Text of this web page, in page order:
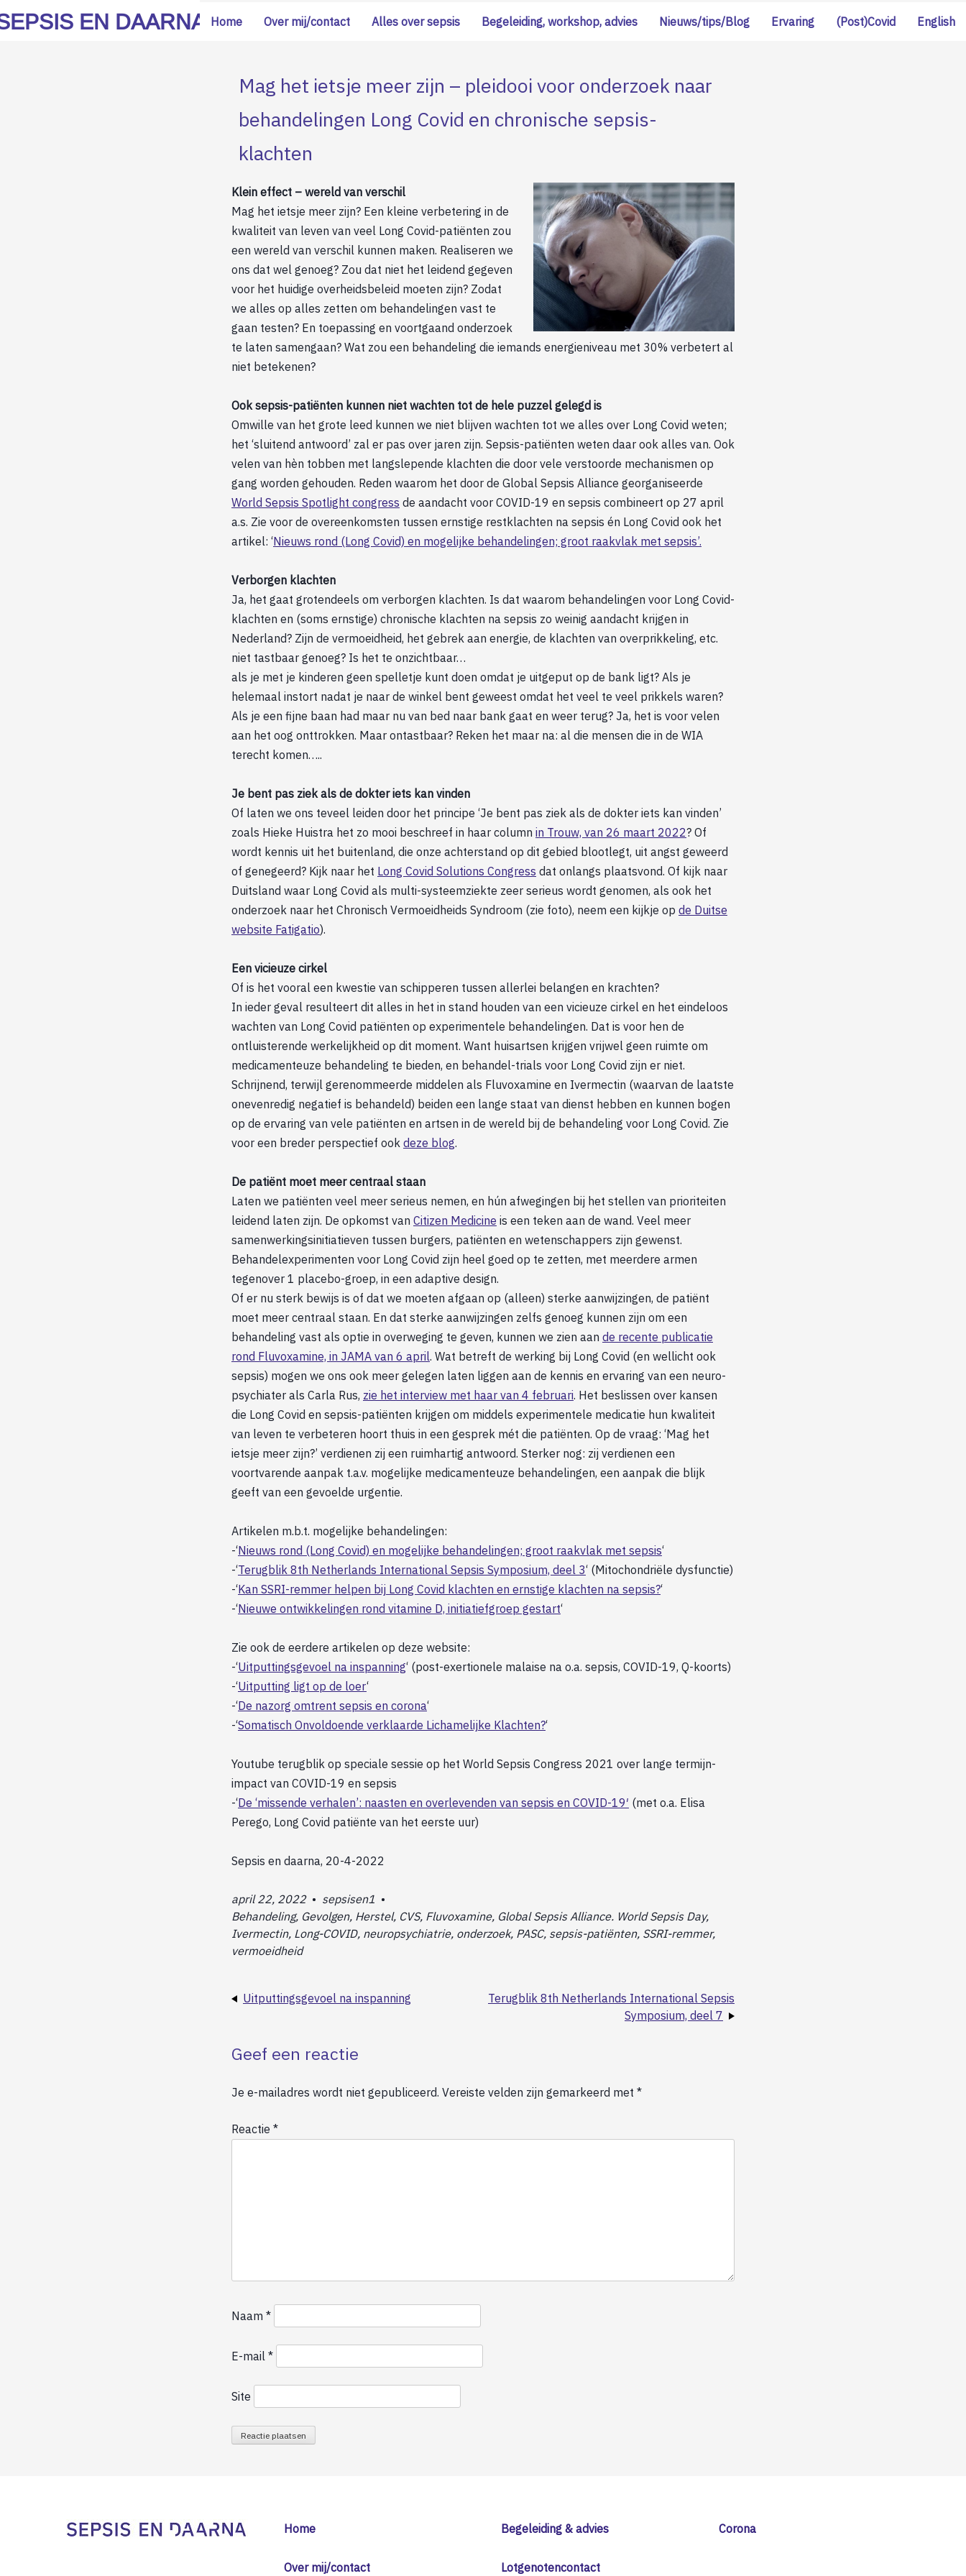
Mag het ietsje meer zijn – pleidooi voor onderzoek naar
behandelingen Long Covid en chronische sepsis-
klachten
Klein effect – wereld van verschil
Mag het ietsje meer zijn? Een kleine verbetering in de
kwaliteit van leven van veel Long Covid-patiënten zou
een wereld van verschil kunnen maken. Realiseren we
ons dat wel genoeg? Zou dat niet het leidend gegeven
voor het huidige overheidsbeleid moeten zijn? Zodat
we alles op alles zetten om behandelingen vast te
gaan testen? En toepassing en voortgaand onderzoek
te laten samengaan? Wat zou een behandeling die iemands energieniveau met 30% verbetert al
niet betekenen?
Ook sepsis-patiënten kunnen niet wachten tot de hele puzzel gelegd is
Omwille van het grote leed kunnen we niet blijven wachten tot we alles over Long Covid weten;
het ‘sluitend antwoord’ zal er pas over jaren zijn. Sepsis-patiënten weten daar ook alles van. Ook
velen van hèn tobben met langslepende klachten die door vele verstoorde mechanismen op
gang worden gehouden. Reden waarom het door de Global Sepsis Alliance georganiseerde
World Sepsis Spotlight congress de aandacht voor COVID-19 en sepsis combineert op 27 april
a.s. Zie voor de overeenkomsten tussen ernstige restklachten na sepsis én Long Covid ook het
artikel: ‘Nieuws rond (Long Covid) en mogelijke behandelingen; groot raakvlak met sepsis’.
Verborgen klachten
Ja, het gaat grotendeels om verborgen klachten. Is dat waarom behandelingen voor Long Covid-
klachten en (soms ernstige) chronische klachten na sepsis zo weinig aandacht krijgen in
Nederland? Zijn de vermoeidheid, het gebrek aan energie, de klachten van overprikkeling, etc.
niet tastbaar genoeg? Is het te onzichtbaar…
als je met je kinderen geen spelletje kunt doen omdat je uitgeput op de bank ligt? Als je
helemaal instort nadat je naar de winkel bent geweest omdat het veel te veel prikkels waren?
Als je een fijne baan had maar nu van bed naar bank gaat en weer terug? Ja, het is voor velen
aan het oog onttrokken. Maar ontastbaar? Reken het maar na: al die mensen die in de WIA
terecht komen…..
Je bent pas ziek als de dokter iets kan vinden
Of laten we ons teveel leiden door het principe ‘Je bent pas ziek als de dokter iets kan vinden’
zoals Hieke Huistra het zo mooi beschreef in haar column in Trouw, van 26 maart 2022? Of
wordt kennis uit het buitenland, die onze achterstand op dit gebied blootlegt, uit angst geweerd
of genegeerd? Kijk naar het Long Covid Solutions Congress dat onlangs plaatsvond. Of kijk naar
Duitsland waar Long Covid als multi-systeemziekte zeer serieus wordt genomen, als ook het
onderzoek naar het Chronisch Vermoeidheids Syndroom (zie foto), neem een kijkje op de Duitse
website Fatigatio).
Een vicieuze cirkel
Of is het vooral een kwestie van schipperen tussen allerlei belangen en krachten?
In ieder geval resulteert dit alles in het in stand houden van een vicieuze cirkel en het eindeloos
wachten van Long Covid patiënten op experimentele behandelingen. Dat is voor hen de
ontluisterende werkelijkheid op dit moment. Want huisartsen krijgen vrijwel geen ruimte om
medicamenteuze behandeling te bieden, en behandel-trials voor Long Covid zijn er niet.
Schrijnend, terwijl gerenommeerde middelen als Fluvoxamine en Ivermectin (waarvan de laatste
onevenredig negatief is behandeld) beiden een lange staat van dienst hebben en kunnen bogen
op de ervaring van vele patiënten en artsen in de wereld bij de behandeling voor Long Covid. Zie
voor een breder perspectief ook deze blog.
De patiënt moet meer centraal staan
Laten we patiënten veel meer serieus nemen, en hún afwegingen bij het stellen van prioriteiten
leidend laten zijn. De opkomst van Citizen Medicine is een teken aan de wand. Veel meer
samenwerkingsinitiatieven tussen burgers, patiënten en wetenschappers zijn gewenst.
Behandelexperimenten voor Long Covid zijn heel goed op te zetten, met meerdere armen
tegenover 1 placebo-groep, in een adaptive design.
Of er nu sterk bewijs is of dat we moeten afgaan op (alleen) sterke aanwijzingen, de patiënt
moet meer centraal staan. En dat sterke aanwijzingen zelfs genoeg kunnen zijn om een
behandeling vast als optie in overweging te geven, kunnen we zien aan de recente publicatie
rond Fluvoxamine, in JAMA van 6 april. Wat betreft de werking bij Long Covid (en wellicht ook
sepsis) mogen we ons ook meer gelegen laten liggen aan de kennis en ervaring van een neuro-
psychiater als Carla Rus, zie het interview met haar van 4 februari. Het beslissen over kansen
die Long Covid en sepsis-patiënten krijgen om middels experimentele medicatie hun kwaliteit
van leven te verbeteren hoort thuis in een gesprek mét die patiënten. Op de vraag: ‘Mag het
ietsje meer zijn?’ verdienen zij een ruimhartig antwoord. Sterker nog: zij verdienen een
voortvarende aanpak t.a.v. mogelijke medicamenteuze behandelingen, een aanpak die blijk
geeft van een gevoelde urgentie.
Artikelen m.b.t. mogelijke behandelingen:
-‘Nieuws rond (Long Covid) en mogelijke behandelingen; groot raakvlak met sepsis‘
-‘Terugblik 8th Netherlands International Sepsis Symposium, deel 3‘ (Mitochondriële dysfunctie)
-‘Kan SSRI-remmer helpen bij Long Covid klachten en ernstige klachten na sepsis?‘
-‘Nieuwe ontwikkelingen rond vitamine D, initiatiefgroep gestart‘
Zie ook de eerdere artikelen op deze website:
-‘Uitputtingsgevoel na inspanning‘ (post-exertionele malaise na o.a. sepsis, COVID-19, Q-koorts)
-‘Uitputting ligt op de loer‘
-‘De nazorg omtrent sepsis en corona‘
-‘Somatisch Onvoldoende verklaarde Lichamelijke Klachten?‘
Youtube terugblik op speciale sessie op het World Sepsis Congress 2021 over lange termijn-
impact van COVID-19 en sepsis
-‘De ‘missende verhalen’: naasten en overlevenden van sepsis en COVID-19′ (met o.a. Elisa
Perego, Long Covid patiënte van het eerste uur)
Sepsis en daarna, 20-4-2022
april 22, 2022 • sepsisen1 •
Behandeling, Gevolgen, Herstel, CVS, Fluvoxamine, Global Sepsis Alliance. World Sepsis Day,
Ivermectin, Long-COVID, neuropsychiatrie, onderzoek, PASC, sepsis-patiënten, SSRI-remmer,
vermoeidheid
Uitputtingsgevoel na inspanning
Terugblik 8th Netherlands International Sepsis
Symposium, deel 7
Geef een reactie
Je e-mailadres wordt niet gepubliceerd. Vereiste velden zijn gemarkeerd met *
Reactie *
Naam *
E-mail *
Site
EN DAARNA Home Over mij/contact Alles over sepsis Begeleiding, workshop, advies Nieuws/tips/Blog Ervaring (Post)Covid English
Home
Over mij/contact
Begeleiding & advies
Lotgenotencontact
Corona